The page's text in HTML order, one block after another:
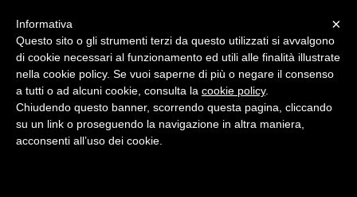
Kriya Yoga Ashram ®
Kriya Yoga integrale per il ricercatore spirituale dei
nostri tempi
×
Informativa
Questo sito o gli strumenti terzi da questo utilizzati si avvalgono
di cookie necessari al funzionamento ed utili alle finalità illustrate
nella cookie policy. Se vuoi saperne di più o negare il consenso
a tutti o ad alcuni cookie, consulta la cookie policy.
Chiudendo questo banner, scorrendo questa pagina, cliccando
su un link o proseguendo la navigazione in altra maniera,
acconsenti all’uso dei cookie.